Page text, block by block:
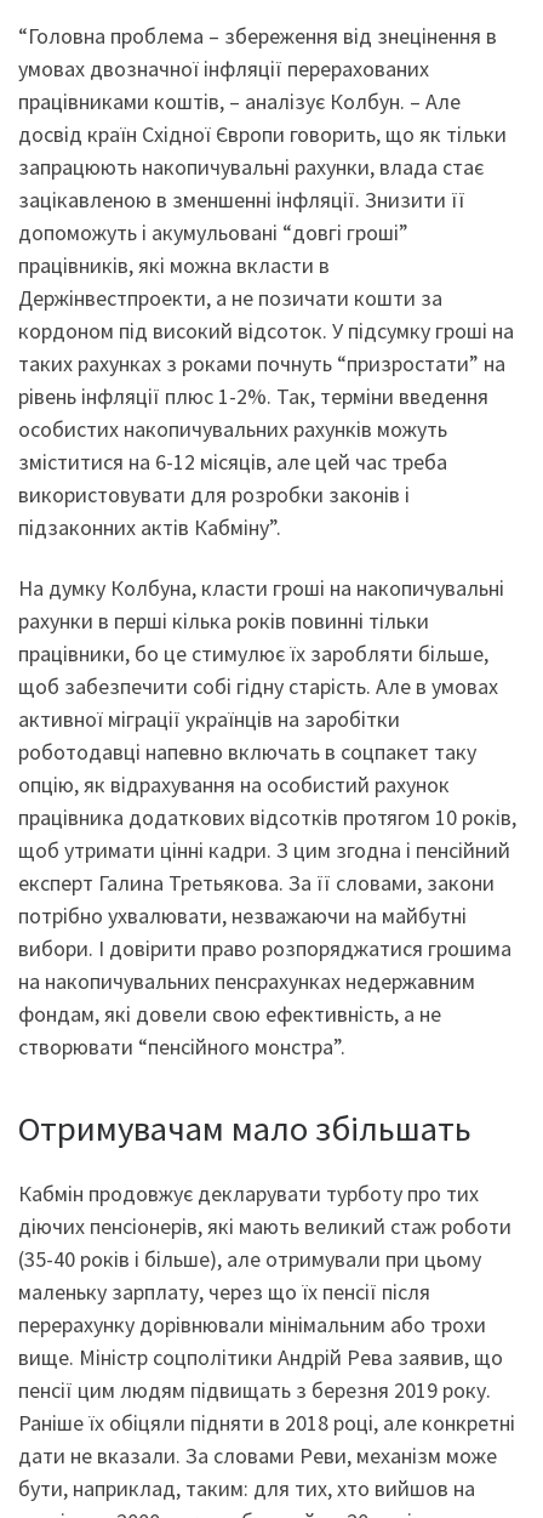
“Головна проблема – збереження від знецінення в
умовах двозначної інфляції перерахованих
працівниками коштів, – аналізує Колбун. – Але
досвід країн Східної Європи говорить, що як тільки
запрацюють накопичувальні рахунки, влада стає
зацікавленою в зменшенні інфляції. Знизити її
допоможуть і акумульовані “довгі гроші”
працівників, які можна вкласти в
Держінвестпроекти, а не позичати кошти за
кордоном під високий відсоток. У підсумку гроші на
таких рахунках з роками почнуть “призростати” на
рівень інфляції плюс 1-2%. Так, терміни введення
особистих накопичувальних рахунків можуть
зміститися на 6-12 місяців, але цей час треба
використовувати для розробки законів і
підзаконних актів Кабміну”.
На думку Колбуна, класти гроші на накопичувальні
рахунки в перші кілька років повинні тільки
працівники, бо це стимулює їх заробляти більше,
щоб забезпечити собі гідну старість. Але в умовах
активної міграції українців на заробітки
роботодавці напевно включать в соцпакет таку
опцію, як відрахування на особистий рахунок
працівника додаткових відсотків протягом 10 років,
щоб утримати цінні кадри. З цим згодна і пенсійний
експерт Галина Третьякова. За її словами, закони
потрібно ухвалювати, незважаючи на майбутні
вибори. І довірити право розпоряджатися грошима
на накопичувальних пенсрахунках недержавним
фондам, які довели свою ефективність, а не
створювати “пенсійного монстра”.
Отримувачам мало збільшать
Кабмін продовжує декларувати турботу про тих
діючих пенсіонерів, які мають великий стаж роботи
(35-40 років і більше), але отримували при цьому
маленьку зарплату, через що їх пенсії після
перерахунку дорівнювали мінімальним або трохи
вище. Міністр соцполітики Андрій Рева заявив, що
пенсії цим людям підвищать з березня 2019 року.
Раніше їх обіцяли підняти в 2018 році, але конкретні
дати не вказали. За словами Реви, механізм може
бути, наприклад, таким: для тих, хто вийшов на